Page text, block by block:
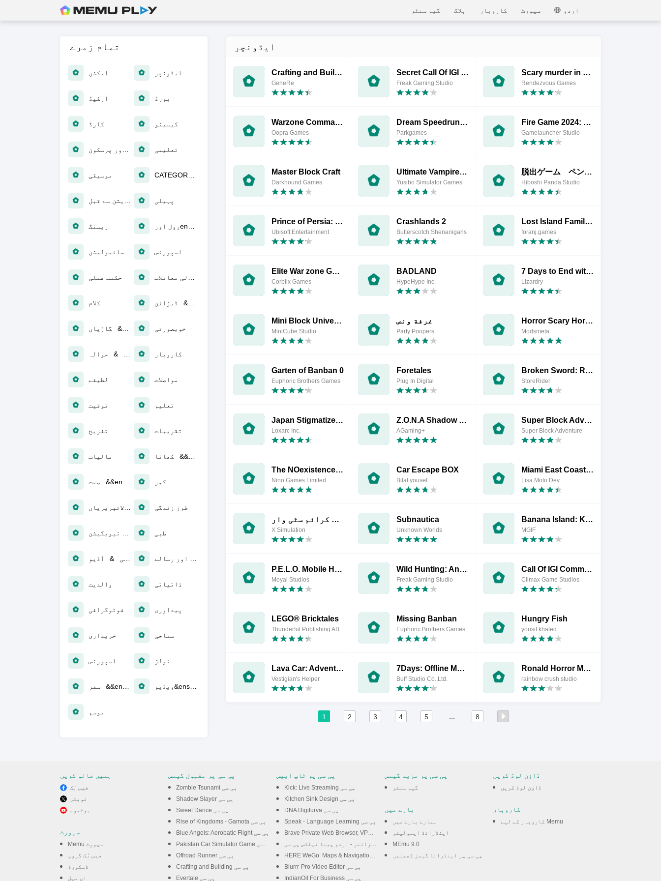
MEmu
اردو سپورٹ کاروبار بلاگ گیم سنٹر
ایڈونچر
Crafting and Building
GeneRe
Secret Call Of IGI Commando
Freak Gaming Studio
Scary murder in hotel craft
Rendezvous Games
Warzone Commander: FT Commando
Oopra Games
Dream Speedrunner VS Hunters
Parkgames
Fire Game 2024: Offline Battle
Gamelauncher Studio
Master Block Craft
Darkhound Games
Ultimate Vampire Bat Simulator
Yusibo Simulator Games
脱出ゲーム ペンギンくんとシロクマのかわいいケーキ屋さん
Hiboshi Panda.Studio
Prince of Persia: Lost Crown
Ubisoft Entertainment
Crashlands 2
Butterscotch Shenanigans
Lost Island Family Farm Game
foranj.games
Elite War zone Game Battle PVP
Corblix Games
BADLAND
HypeHype Inc.
7 Days to End with You
Lizardry
Mini Block Universe
MiniCube Studio
غرفة ونص
Party Poopers
Horror Scary Horror Games
Modsmeta
Garten of Banban 0
Euphoric Brothers Games
Foretales
Plug In Digital
Broken Sword: Reforged
StoreRider
Japan Stigmatized Property
Loxarc Inc.
Z.O.N.A Shadow of Limansk Redu
AGaming+
Super Block Adventure
Super Block Adventure
The NOexistenceN of you AND me
Nino Games Limited
Car Escape BOX
Bilal yousef
Miami East Coast Hustle
Lisa Moto Dev.
اصلی گینگسٹر کرائم سٹی وار
X Simulation
Subnautica
Unknown Worlds
Banana Island: Kong Journey
MGIF
P.E.L.O. Mobile Horror
Moyai Studios
Wild Hunting: Animal Shooting
Freak Gaming Studio
Call Of IGI Commando: Mob Duty
Climax Game Studios
LEGO® Bricktales
Thunderful Publishing AB
Missing Banban
Euphoric Brothers Games
Hungry Fish
yousif khaled
Lava Car: Adventure Car
Vestigian's Helper
7Days: Offline Mystery Story
Buff Studio Co.,Ltd.
Ronald Horror McDonald's 2
rainbow crush studio
1 2 3 4 5 8
تمام زمرے
ایکشن ایڈونچر
آرکیڈ بورڈ
کارڈ کیسینو
تعلیمی
موسیقی
پہیلی
ریسنگ
سائمولیشن اسپورٹس
حکمت عملی
کلام
خوبصورتی
کاروبار
لطیفے مواصلات
توقیت تعلیم
تفریح تقریبات
مالیات
گھر
طرز زندگی
طبی
والدیت ذاتیاتی
فوٹوگرافی پیداوری
خریداری سماجی
اسپورٹس ٹولز
موسم
ہمیں فالو کریں
فیس بُک
ٹویٹر
یوٹیوب
سپورٹ
Memu سپورٹ
فیس بُک گروپ
ڈسکورڈ
ای میل
پی سی پر مقبول گیمس
Zombie Tsunami پی سی
Shadow Slayer پی سی
Sweet Dance پی سی
Rise of Kingdoms - Gamota پی سی
Blue Angels: Aerobatic Flight پی سی
Pakistan Car Simulator Game پی سی
Offroad Runner پی سی
Crafting and Building پی سی
Evertale پی سی
پی سی پر ٹاپ ایپس
Kick: Live Streaming پی سی
Kitchen Sink Design پی سی
DNA Digiturva پی سی
Speak - Language Learning پی سی
Brave Private Web Browser, VPN پی سی
اردو ڈیزائنر - اردو پینا فیلکس پی سی
HERE WeGo: Maps & Navigation پی سی
Blurrr-Pro Video Editor پی سی
IndianOil For Business پی سی
پی سی پر مزید گیمس
گیم سنٹر
بارے میں
ہمارے بارے میں
اینڈرائڈ ایمولیٹر
MEmu 9.0
پی سی پر اینڈرائڈ گیمز کھیلیں
ڈاؤن لوڈ کریں
ڈاؤن لوڈ کریں
کاروبار
کاروبار کے لیے Memu